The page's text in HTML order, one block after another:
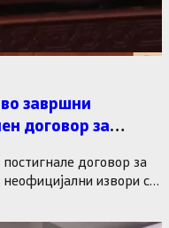
завршни
договор за
договор за
извори се